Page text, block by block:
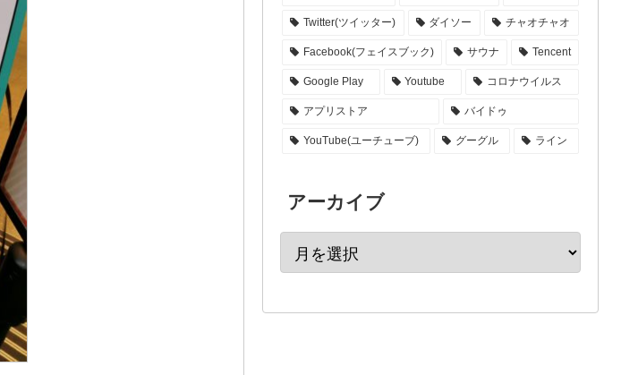
Twitter(ツイッター) ダイソー チャオチャオ
Facebook(フェイスブック) サウナ Tencent
Google Play Youtube コロナウイルス
アプリストア バイドゥ
YouTube(ユーチューブ) グーグル ライン
アーカイブ